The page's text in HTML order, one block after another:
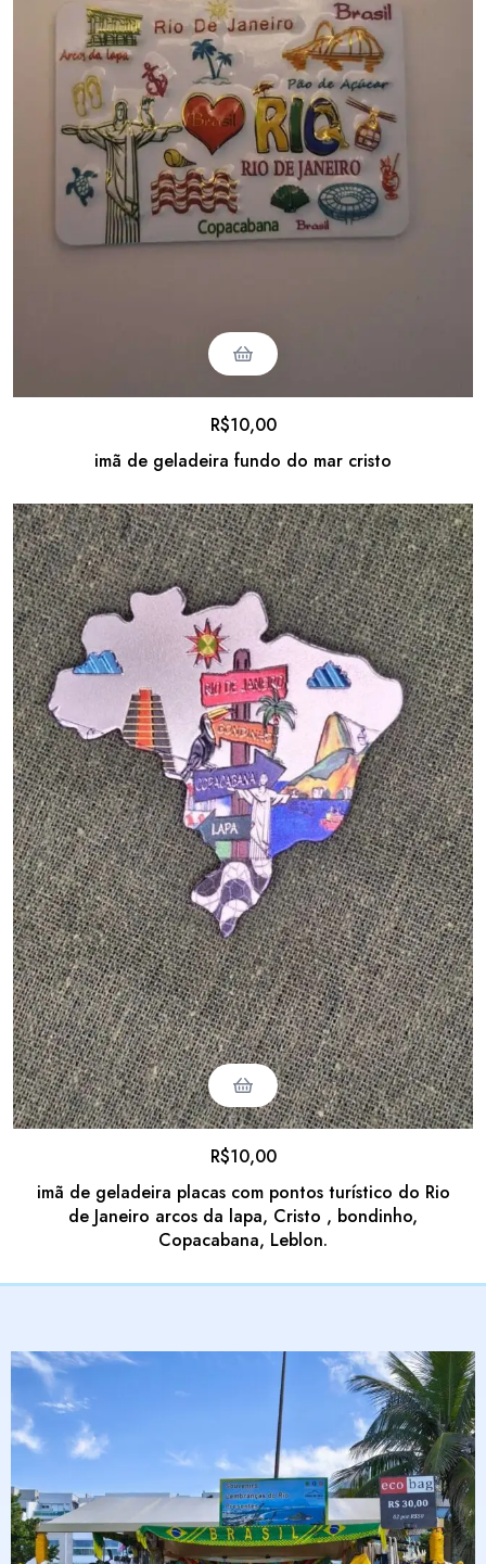
imã de geladeira fundo do mar cristo
R$10,00
imã de geladeira placas com pontos turístico do Rio
de Janeiro arcos da lapa, Cristo , bondinho,
Copacabana, Leblon.
R$10,00